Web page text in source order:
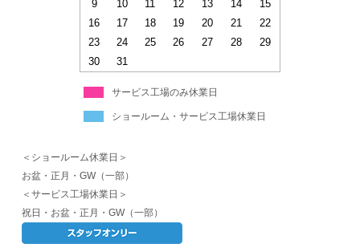
9
10 11 12 13 14
15
16
17 18 19 20 21
22
23
24 25 26 27 28
29
30
31
サービス工場のみ休業日
ショールーム・サービス工場休業日
＜ショールーム休業日＞
お盆・正月・GW（一部）
＜サービス工場休業日＞
祝日・お盆・正月・GW（一部）